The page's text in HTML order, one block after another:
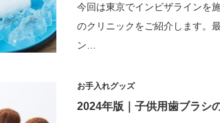
今回は東京でインビザラインを
のクリニックをご紹介します。
ン…
お手入れグッズ
2024年版｜子供用歯ブラシ